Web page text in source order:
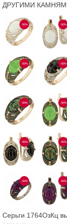
ДРУГИМИ
-50% -50%
-50% -50%
-50% -50%
-50% -50%
-50% -50%
Серьги 1764ОзКц